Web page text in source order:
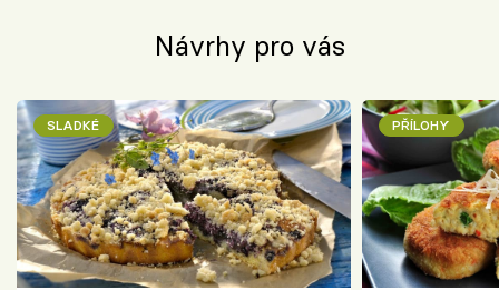
Návrhy pro vás
SLADKÉ PŘÍLOHY